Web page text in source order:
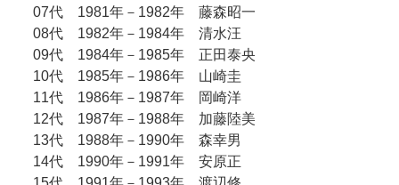
07代 1981年－1982年 藤森昭一
08代 1982年－1984年 清水汪
09代 1984年－1985年 正田泰央
10代 1985年－1986年 山崎圭
11代 1986年－1987年 岡崎洋
12代 1987年－1988年 加藤陸美
13代 1988年－1990年 森幸男
14代 1990年－1991年 安原正